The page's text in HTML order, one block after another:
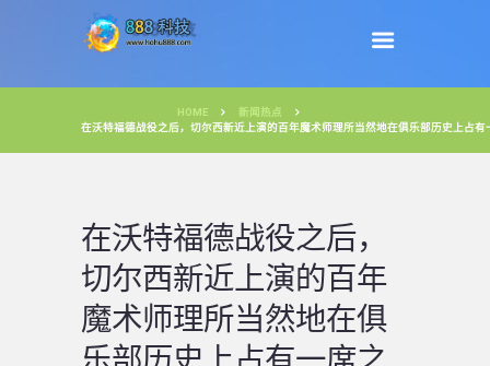
HOME
新闻热点
在沃特福德战役之后，切尔西新近上演的百年魔术师理所当然地在俱乐部历史上占有
在沃特福德战役之后，
切尔西新近上演的百年
魔术师理所当然地在俱